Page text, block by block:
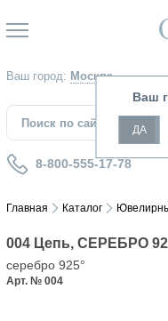
Ваш город: Москва
Ваш
ДА
8-800-555-17-78
Главная Каталог
004 Цепь, СЕРЕБРО
серебро 925°
Арт. № 004